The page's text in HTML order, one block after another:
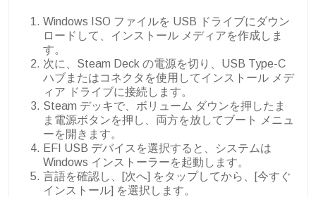
Windows ISO ファイルを USB ドライブにダウン
ロードして、インストール メディアを作成しま
す。
次に、Steam Deck の電源を切り、USB Type-C
ハブまたはコネクタを使用してインストール メデ
ィア ドライブに接続します。
Steam デッキで、ボリューム ダウンを押したま
ま電源ボタンを押し、両方を放してブート メニュ
ーを開きます。
EFI USB デバイスを選択すると、システムは
Windows インストーラーを起動します。
言語を確認し、[次へ] をタップしてから、[今すぐ
インストール] を選択します。